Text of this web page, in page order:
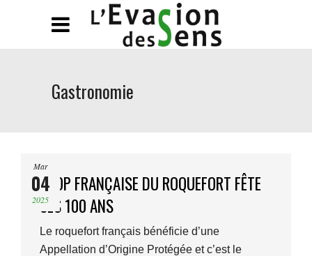
Gastronomie
Mar
04
2025
L’AOP FRANÇAISE DU ROQUEFORT FÊTE
SES 100 ANS
Le roquefort français bénéficie d’une
Appellation d’Origine Protégée et c’est le